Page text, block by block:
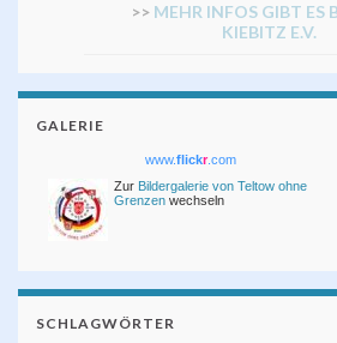
>> MEHR INFOS GIBT ES
KIEBITZ E.V.
GALERIE
www.flickr.com
Zur Bildergalerie von Teltow ohne
Grenzen wechseln
SCHLAGWÖRTER